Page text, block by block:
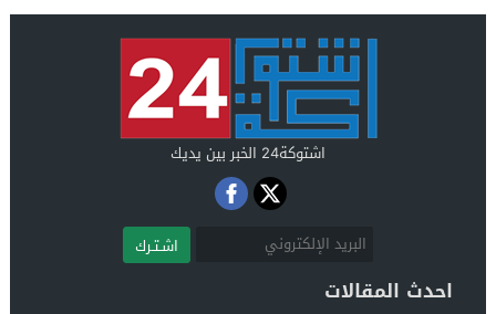
اشتوكة24 الخبر بين يديك
اشـتـرك
احدث المقالات